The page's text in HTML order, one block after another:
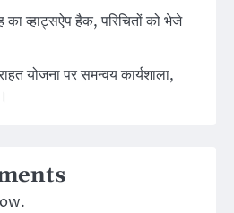
व्हाट्सऐप हैक, परिचितों को भेजे
योजना पर समन्वय कार्यशाला,